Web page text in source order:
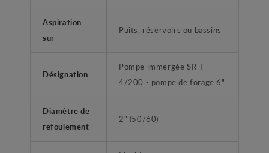
Aspiration
sur
Puits, réservoirs ou bassins
Désignation
Pompe immergée SR T
4/200 - pompe de forage 6"
Diamètre de
refoulement
2" (50/60)